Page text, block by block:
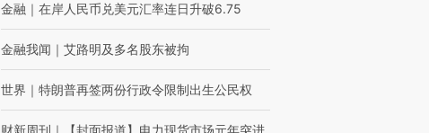
金融 ｜ 在岸人民币兑美元汇率连日升破6.75
金融我闻 ｜ 艾路明及多名股东被拘
世界 ｜ 特朗普再签两份行政令限制出生公民权
财新周刊 ｜ 【封面报道】电力现货市场元年突进